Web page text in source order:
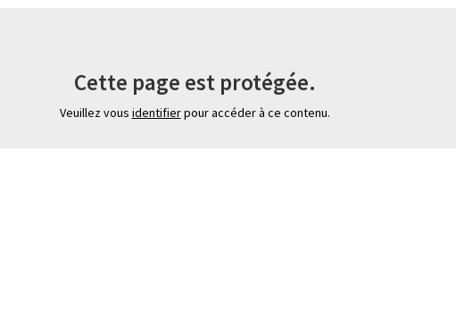
Cette page est protégée.
Veuillez vous identifierpour accéder à ce contenu.